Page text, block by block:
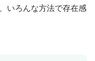
いろんな方法で存在感